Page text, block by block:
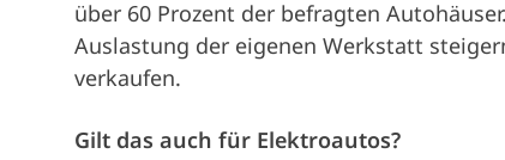
über 60 Prozent der befragten
Auslastung der eigenen Werkstatt
verkaufen.
Gilt das auch für Elektroautos?